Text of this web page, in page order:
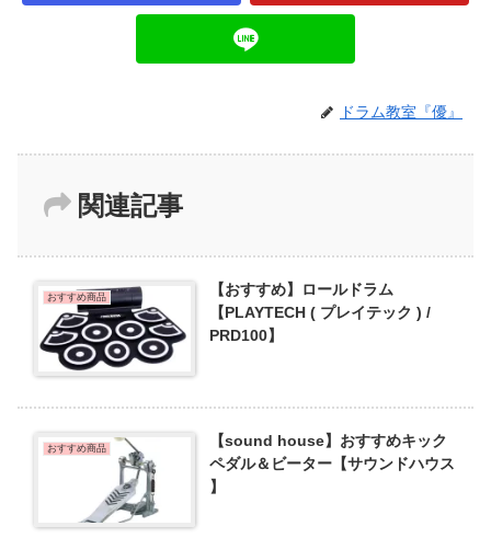
ドラム教室『優』
関連記事
おすすめ商品
【おすすめ】ロールドラム
【PLAYTECH ( プレイテック ) /
PRD100】
おすすめ商品
【sound house】おすすめキック
ペダル＆ビーター【サウンドハウス
】